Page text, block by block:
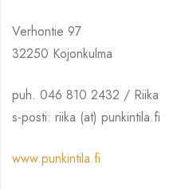
Verhontie 97
32250 Kojonkulma
puh. 046 810 2432 / Riika
s-posti: riika (at) punkintila.fi
www.punkintila.fi